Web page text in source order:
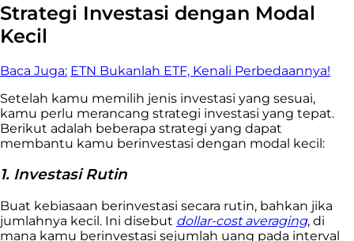
Strategi Investasi dengan Modal
Kecil
Baca Juga: ETN Bukanlah ETF, Kenali Perbedaannya!
Setelah kamu memilih jenis investasi yang sesuai,
kamu perlu merancang strategi investasi yang tepat.
Berikut adalah beberapa strategi yang dapat
membantu kamu berinvestasi dengan modal kecil:
1. Investasi Rutin
Buat kebiasaan berinvestasi secara rutin, bahkan jika
jumlahnya kecil. Ini disebut dollar-cost averaging, di
mana kamu berinvestasi sejumlah uang pada interval